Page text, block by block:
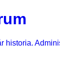
historia.